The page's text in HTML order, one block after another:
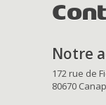
Notre
172 rue de
80670